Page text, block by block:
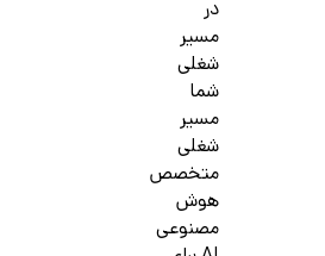
در
مسیر
شغلی
شما
مسیر
شغلی
متخصص
هوش
مصنوعی